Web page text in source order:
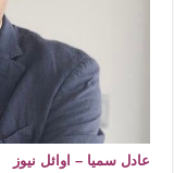
عادل سميا – اوائل نيوز